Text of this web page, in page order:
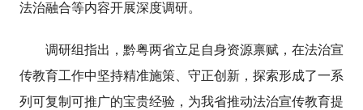
法治融合等内容开展深度调研。
调研组指出，黔粤两省立足自身资源禀赋，在法治宣
传教育工作中坚持精准施策、守正创新，探索形成了一系
列可复制可推广的宝贵经验，为我省推动法治宣传教育提